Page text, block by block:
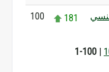
100 181
1-100 |